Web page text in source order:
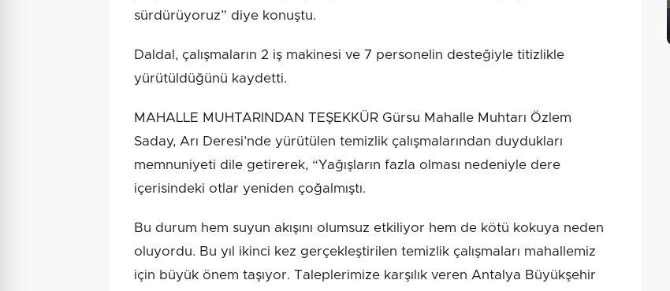
sürdürüyoruz” diye konuştu.
Daldal, çalışmaların 2 iş makinesi ve 7 personelin desteğiyle titizlikle
yürütüldüğünü kaydetti.
MAHALLE MUHTARINDAN TEŞEKKÜR Gürsu Mahalle Muhtarı Özlem
Saday, Arı Deresi’nde yürütülen temizlik çalışmalarından duydukları
memnuniyeti dile getirerek, “Yağışların fazla olması nedeniyle dere
içerisindeki otlar yeniden çoğalmıştı.
Bu durum hem suyun akışını olumsuz etkiliyor hem de kötü kokuya neden
oluyordu. Bu yıl ikinci kez gerçekleştirilen temizlik çalışmaları mahallemiz
için büyük önem taşıyor. Taleplerimize karşılık veren Antalya Büyükşehir